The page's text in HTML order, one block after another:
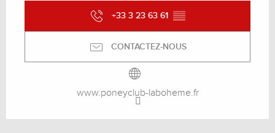
+33 3 23 63 61 ▒▒
CONTACTEZ-NOUS
www.poneyclub-laboheme.fr